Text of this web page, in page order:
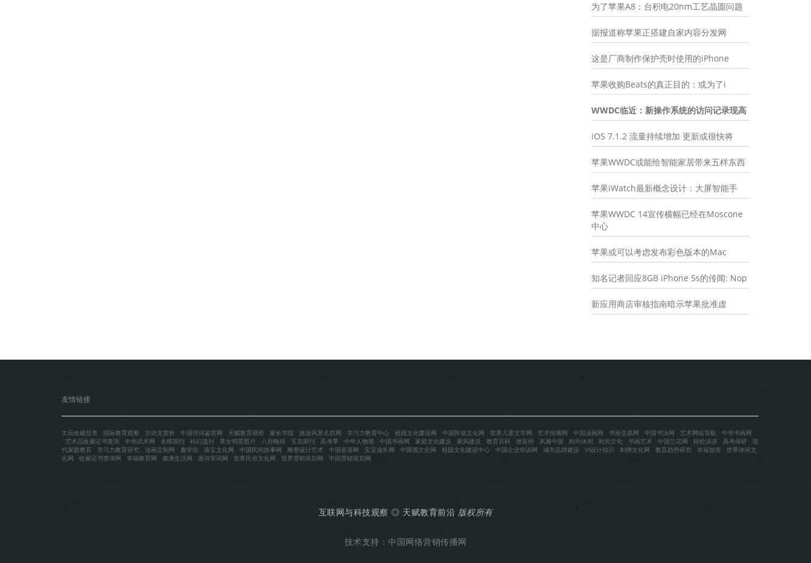
为了苹果A8：台积电20nm工艺晶圆问题
据报道称苹果正搭建自家内容分发网
这是厂商制作保护壳时使用的iPhone
苹果收购Beats的真正目的：或为了i
WWDC临近：新操作系统的访问记录现高
iOS 7.1.2 流量持续增加 更新或很快将
苹果WWDC或能给智能家居带来五样东西
苹果iWatch最新概念设计：大屏智能手
苹果WWDC 14宣传横幅已经在Moscone
中心
苹果或可以考虑发布彩色版本的Mac
知名记者回应8GB iPhone 5s的传闻: Nop
新应用商店审核指南暗示苹果批准虚
友情链接
文玩收藏投资 国际教育观察 古诗文赏析 中国诗词鉴赏网 天赋教育观察 家长学院 旅游风景名胜网 学习力教育中心 校园文化建设网 中国民俗文化网 世界儿童文学网 艺术传播网 中国油画网 书画交易网 中国书法网 艺术网站导航
中华书画网
艺术品收藏证书查询
中华武术网 名模期刊 科幻选刊 美女明星图片 八卦晚报 宝岛期刊 高考季 中华人物谱 中国书画网 家庭文化建设 家风建设 教育百科 致富经 风雅中国 时尚休闲 时尚文化 书画艺术 中国兰花网 轻松演讲 高考保研
现
代家庭教育
学习力教育研究 油画定制网 趣学街 珠宝文化网 中国民间故事网 雕塑设计艺术 中国瓷器网 宝宝成长网 中国酒文化网 校园文化建设中心 中国企业培训网 城市品牌建设 VI设计知识 刺绣文化网 教育趋势研究 幸福智库
世界休闲文
化网
收藏证书查询网 幸福教育网 健康生活网 唐诗宋词网 世界民俗文化网 世界营销策划网 中国营销策划网
互联网与科技观察 ◎ 天赋教育前沿 版权所有
技术支持： 中国网络营销传播网